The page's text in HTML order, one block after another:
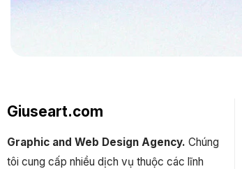
Giuseart.com
Graphic and Web Design Agency. Chúng
tôi cung cấp nhiều dịch vụ thuộc các lĩnh